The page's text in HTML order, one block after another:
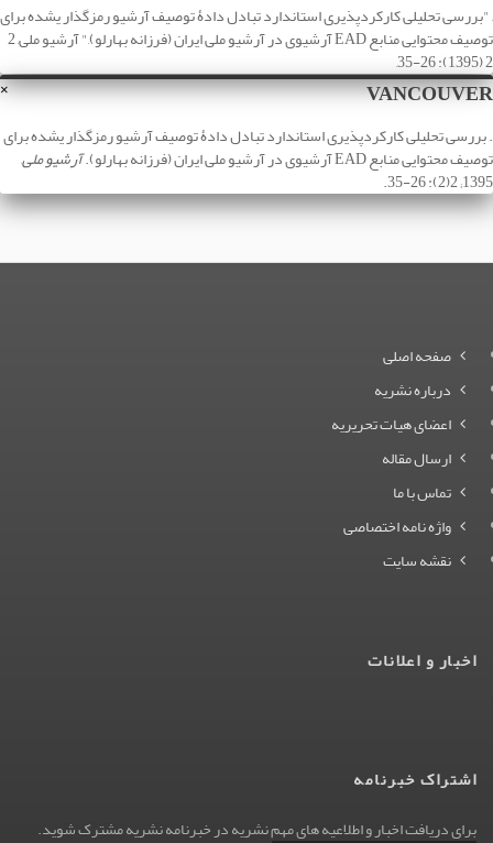
, "بررسی تحلیلی کارکردپذیری استاندارد تبادل دادۀ توصیف آرشیو رمزگذار یشده برای
توصیف محتوایی منابع EAD آرشیوی در آرشیو ملی ایران (فرزانه بهارلو)," آرشیو ملی, 2
2 (1395): 26-35,
× VANCOUVER
. بررسی تحلیلی کارکردپذیری استاندارد تبادل دادۀ توصیف آرشیو رمزگذار یشده برای
توصیف محتوایی منابع EAD آرشیوی در آرشیو ملی ایران (فرزانه بهارلو). آرشیو ملی,
1395; 2(2): 26-35.
صفحه اصلی
درباره نشریه
اعضای هیات تحریریه
ارسال مقاله
تماس با ما
واژه نامه اختصاصی
نقشه سایت
اخبار و اعلانات
اشتراک خبرنامه
برای دریافت اخبار و اطلاعیه های مهم نشریه در خبرنامه نشریه مشترک شوید.